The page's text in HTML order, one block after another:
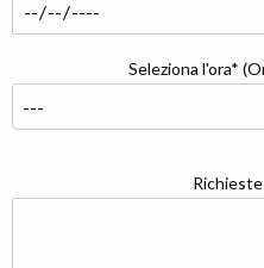
Seleziona l'ora*